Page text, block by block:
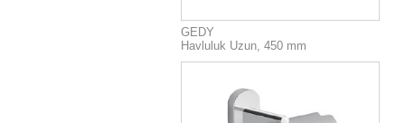
GEDY
Havluluk Uzun, 450 mm